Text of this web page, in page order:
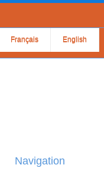
Français English
Navigation